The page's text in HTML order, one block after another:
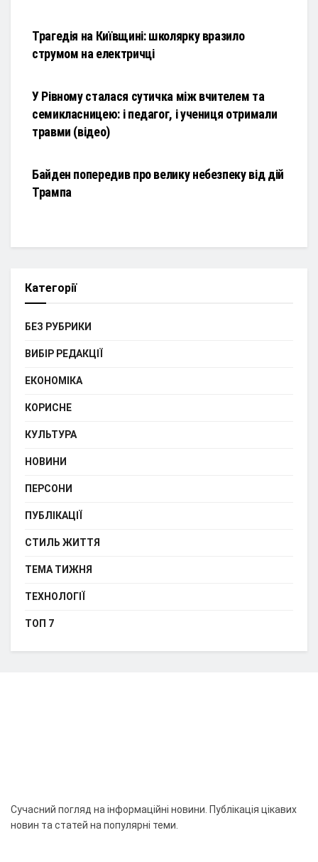
Трагедія на Київщині: школярку вразило
струмом на електричці
У Рівному сталася сутичка між вчителем та
семикласницею: і педагог, і учениця отримали
травми (відео)
Байден попередив про велику небезпеку від дій
Трампа
Категорії
БЕЗ РУБРИКИ
ВИБІР РЕДАКЦІЇ
ЕКОНОМІКА
КОРИСНЕ
КУЛЬТУРА
НОВИНИ
ПЕРСОНИ
ПУБЛІКАЦІЇ
СТИЛЬ ЖИТТЯ
ТЕМА ТИЖНЯ
ТЕХНОЛОГІЇ
ТОП 7
Сучасний погляд на інформаційні новини. Публікація цікавих
новин та статей на популярні теми.